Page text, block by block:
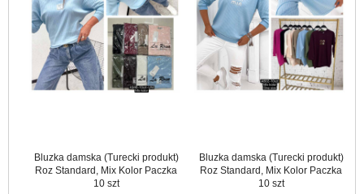
Bluzka damska (Turecki produkt)
Roz Standard, Mix Kolor Paczka
10 szt
Bluzka damska (Turecki produkt)
Roz Standard, Mix Kolor Paczka
10 szt